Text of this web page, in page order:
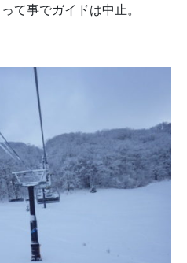
て事でガイドは中止。